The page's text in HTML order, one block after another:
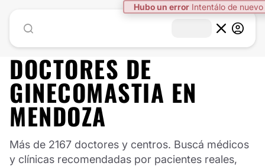
Hubo un error Intentálo de nuevo
DOCTORES DE
GINECOMASTIA EN
MENDOZA
Más de 2167 doctores y centros. Buscá médicos
y clínicas recomendadas por pacientes reales,